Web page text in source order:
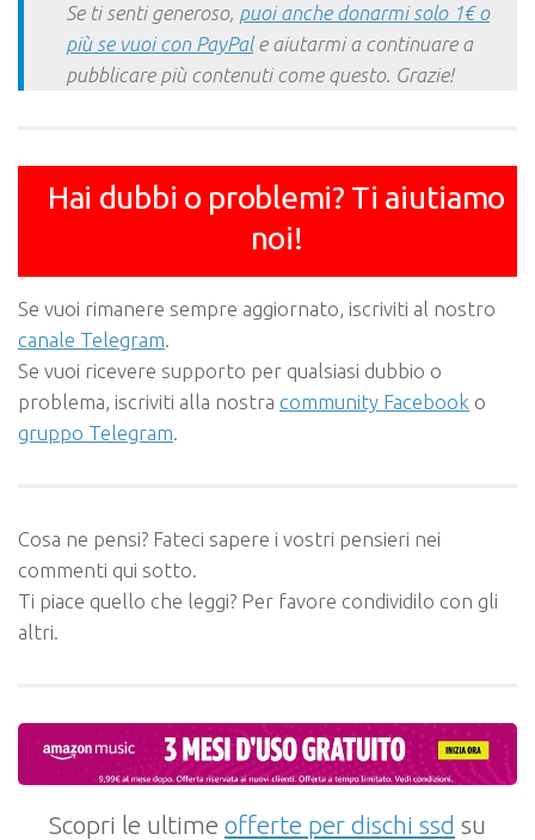
Se ti senti generoso, puoi anche donarmi solo 1€ o
più se vuoi con PayPale aiutarmi a continuare a
pubblicare più contenuti come questo. Grazie!
Hai dubbi o problemi? Ti aiutiamo
noi!
Se vuoi rimanere sempre aggiornato, iscriviti al nostro
canale Telegram.
Se vuoi ricevere supporto per qualsiasi dubbio o
problema, iscriviti alla nostra community Facebook o
gruppo Telegram.
Cosa ne pensi? Fateci sapere i vostri pensieri nei
commenti qui sotto.
Ti piace quello che leggi? Per favore condividilo con gli
altri.
Scopri le ultime offerte per dischi ssd su